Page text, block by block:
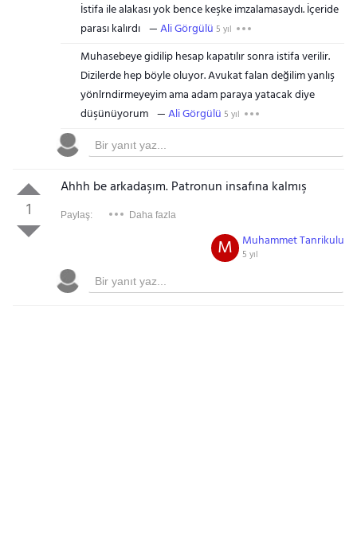
İstifa ile alakası yok bence keşke imzalamasaydı. İçeride
parası kalırdı
Ali Görgülü 5 yıl
Muhasebeye gidilip hesap kapatılır sonra istifa verilir.
Dizilerde hep böyle oluyor. Avukat falan değilim yanlış
yönlrndirmeyeyim ama adam paraya yatacak diye
düşünüyorum
Ali Görgülü 5 yıl
1
Ahhh be arkadaşım. Patronun insafına kalmış
Paylaş: Daha fazla
Muhammet Tanrikulu
5 yıl
M